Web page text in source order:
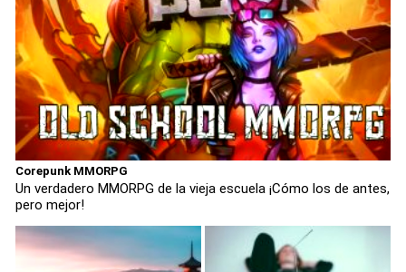
Corepunk MMORPG
Un verdadero MMORPG de la vieja escuela ¡Cómo los de antes,
pero mejor!